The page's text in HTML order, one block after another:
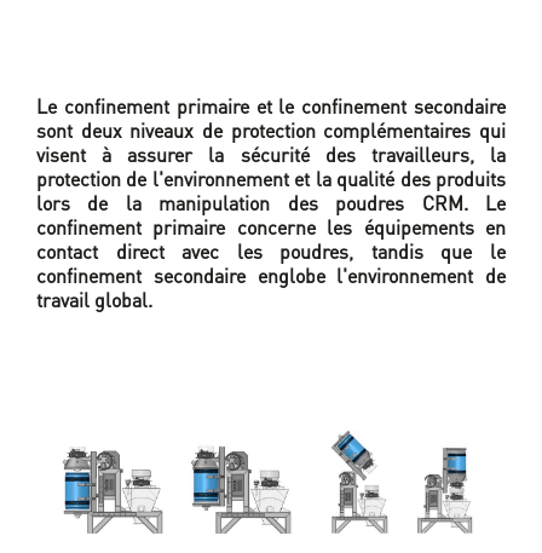
Le confinement primaire et le confinement secondaire
sont deux niveaux de protection complémentaires qui
visent à assurer la sécurité des travailleurs, la
protection de l'environnement et la qualité des produits
lors de la manipulation des poudres CRM. Le
confinement primaire concerne les équipements en
contact direct avec les poudres, tandis que le
confinement secondaire englobe l'environnement de
travail global.